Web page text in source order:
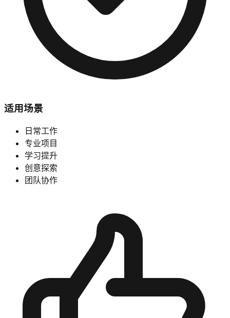
适用场景
日常工作
专业项目
学习提升
创意探索
团队协作